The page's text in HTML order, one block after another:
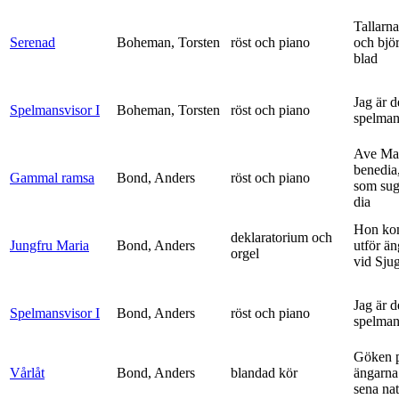
Serenad Boheman, Torsten röst och piano
och
blad
Spelmansvisor I Boheman, Torsten röst och piano
Jag är
spelman
Gammal ramsa Bond, Anders röst och piano
Ave
som
dia
Jungfru Maria Bond, Anders
deklaratorium och
orgel
Hon
utför
vid
Spelmansvisor I Bond, Anders röst och piano
Jag är
spelman
Vårlåt Bond, Anders blandad kör
Göken
sena